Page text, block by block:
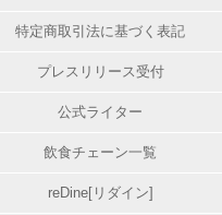
特定商取引法に基づく表記
プレスリリース受付
公式ライター
飲食チェーン一覧
reDine[リダイン]